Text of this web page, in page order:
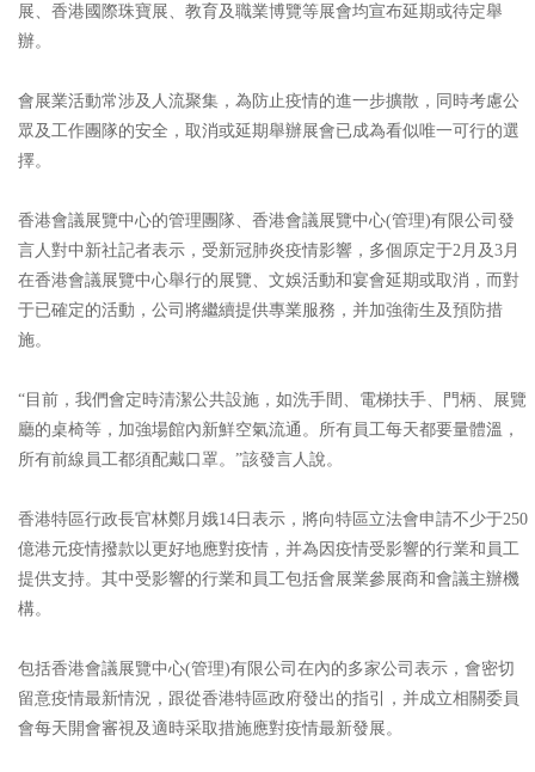
展、香港國際珠寶展、教育及職業博覽等展會均宣布延期或待定舉
辦。
會展業活動常涉及人流聚集，為防止疫情的進一步擴散，同時考慮公
眾及工作團隊的安全，取消或延期舉辦展會已成為看似唯一可行的選
擇。
香港會議展覽中心的管理團隊、香港會議展覽中心(管理)有限公司發
言人對中新社記者表示，受新冠肺炎疫情影響，多個原定于2月及3月
在香港會議展覽中心舉行的展覽、文娛活動和宴會延期或取消，而對
于已確定的活動，公司將繼續提供專業服務，并加強衛生及預防措
施。
“目前，我們會定時清潔公共設施，如洗手間、電梯扶手、門柄、展覽
廳的桌椅等，加強場館內新鮮空氣流通。所有員工每天都要量體溫，
所有前線員工都須配戴口罩。”該發言人說。
香港特區行政長官林鄭月娥14日表示，將向特區立法會申請不少于250
億港元疫情撥款以更好地應對疫情，并為因疫情受影響的行業和員工
提供支持。其中受影響的行業和員工包括會展業參展商和會議主辦機
構。
包括香港會議展覽中心(管理)有限公司在內的多家公司表示，會密切
留意疫情最新情況，跟從香港特區政府發出的指引，并成立相關委員
會每天開會審視及適時采取措施應對疫情最新發展。